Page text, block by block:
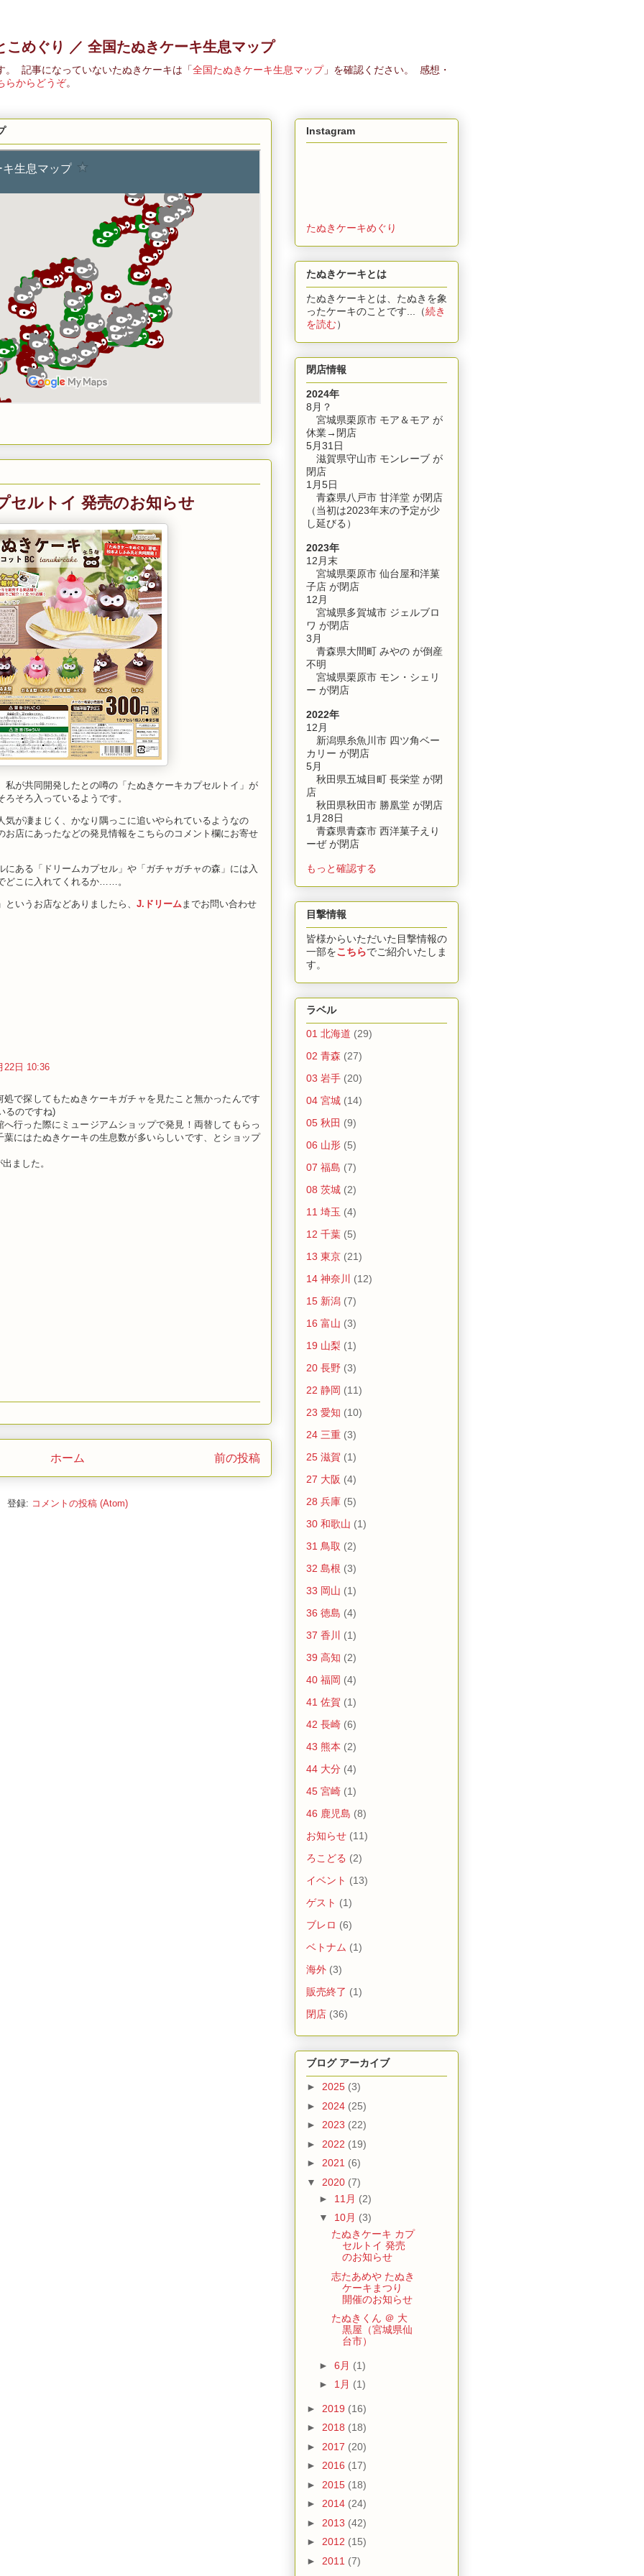
こめぐり ／ 全国たぬきケーキ生息マップ
。 記事になっていないたぬきケーキは「 全国たぬきケーキ生息マップ 」を確認ください。 感想・
らからどうぞ。
セルトイ 発売のお知らせ
私が共同開発したとの噂の「たぬきケーキカプセルトイ」が
そろ入っているようです。
気が凄まじく、かなり隅っこに追いやられているようなの
お店にあったなどの発見情報をこちらのコメント欄にお寄せ
にある「ドリームカプセル」や「ガチャガチャの森」には入
どこに入れてくれるか……。
いうお店などありましたら、 J.ドリームまでお問い合わせ
22日 10:36
処で探してもたぬきケーキガチャを見たこと無かったんです
るのですね)
へ行った際にミュージアムショップで発見！両替してもらっ
葉にはたぬきケーキの生息数が多いらしいです、とショップ
ました。
前の投稿
ホーム
登録: コメントの投稿 (Atom)
Instagram
たぬきケーキめぐり
たぬきケーキとは
たぬきケーキとは、たぬきを象
ったケーキのことです...（続き
を読む）
閉店情報
2024年
8月？
宮城県栗原市 モア＆モア が
休業→閉店
5月31日
滋賀県守山市 モンレーブ が
閉店
1月5日
青森県八戸市 甘洋堂 が閉店
（当初は2023年末の予定が少
し延びる）
2023年
12月末
宮城県栗原市 仙台屋和洋菓
子店 が閉店
12月
宮城県多賀城市 ジェルブロ
ワ が閉店
3月
青森県大間町 みやの が倒産
不明
宮城県栗原市 モン・シェリ
ー が閉店
2022年
12月
新潟県糸魚川市 四ツ角ベー
カリー が閉店
5月
秋田県五城目町 長栄堂 が閉
店
秋田県秋田市 勝凰堂 が閉店
1月28日
青森県青森市 西洋菓子えり
ーぜ が閉店
もっと確認する
目撃情報
皆様からいただいた目撃情報の
一部をこちらでご紹介いたしま
す。
ラベル
01 北海道 (29)
02 青森 (27)
03 岩手 (20)
04 宮城 (14)
05 秋田 (9)
06 山形 (5)
07 福島 (7)
08 茨城 (2)
11 埼玉 (4)
12 千葉 (5)
13 東京 (21)
14 神奈川
(12)
15 新潟 (7)
16 富山 (3)
19 山梨 (1)
20 長野 (3)
22 静岡 (11)
23 愛知 (10)
24 三重 (3)
25 滋賀 (1)
27 大阪 (4)
28 兵庫 (5)
30 和歌山 (1)
31 鳥取 (2)
32 島根 (3)
33 岡山 (1)
36 徳島 (4)
37 香川
(1)
39 高知 (2)
40 福岡 (4)
41 佐賀 (1)
42 長崎 (6)
43 熊本 (2)
44 大分 (4)
45 宮崎 (1)
46 鹿児島 (8)
お知らせ (11)
ろこどる (2)
イベント (13)
ゲスト (1)
ブレロ (6)
ベトナム (1)
海外 (3)
販売終了 (1)
閉店 (36)
ブログ アーカイブ
► 2025 (3)
► 2024 (25)
► 2023 (22)
► 2022 (19)
► 2021 (6)
▼ 2020 (7)
► 11月 (2)
▼ 10月 (3)
たぬきケーキ カプ
セルトイ 発売
のお知らせ
志たあめや たぬき
ケーキまつり
開催のお知らせ
たぬきくん ＠ 大
黒屋（宮城県仙
台市）
► 6月 (1)
► 1月 (1)
► 2019 (16)
► 2018 (18)
► 2017 (20)
► 2016 (17)
► 2015 (18)
► 2014 (24)
► 2013 (42)
► 2012 (15)
► 2011 (7)